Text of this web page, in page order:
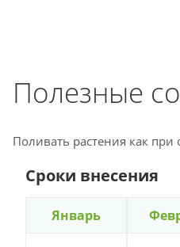
Полезные
Поливать растения как
Сроки внесения
Январь